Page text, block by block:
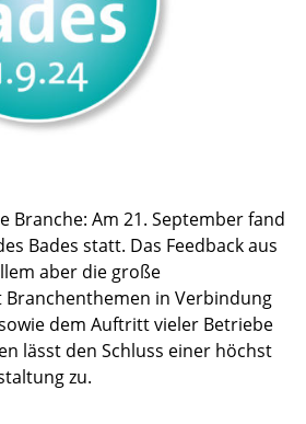
Branche: Am 21. September fand
Bades statt. Das Feedback aus
aber die große
Branchenthemen in Verbindung
dem Auftritt vieler Betriebe
lässt den Schluss einer höchst
zu.